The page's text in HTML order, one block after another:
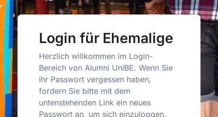
Login für Ehemalige
Herzlich willkommen im Login-
Bereich von Alumni UniBE. Wenn Sie
ihr Passwort vergessen haben,
fordern Sie bitte mit dem
untenstehenden Link ein neues
Passwort an, um sich einzuloggen.